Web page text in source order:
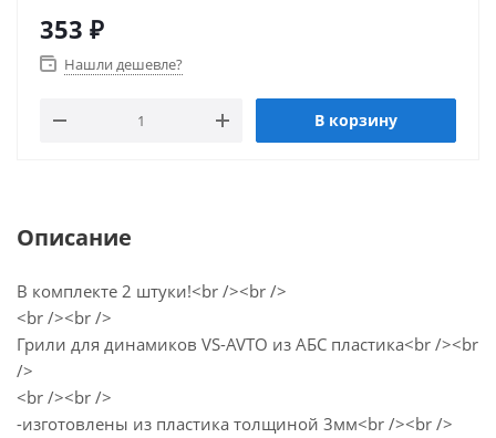
353 ₽
Нашли дешевле?
В корзину
Описание
В комплекте 2 штуки!<br /><br />
<br /><br />
Грили для динамиков VS-AVTO из АБС пластика<br /><br
/>
<br /><br />
-изготовлены из пластика толщиной 3мм<br /><br />